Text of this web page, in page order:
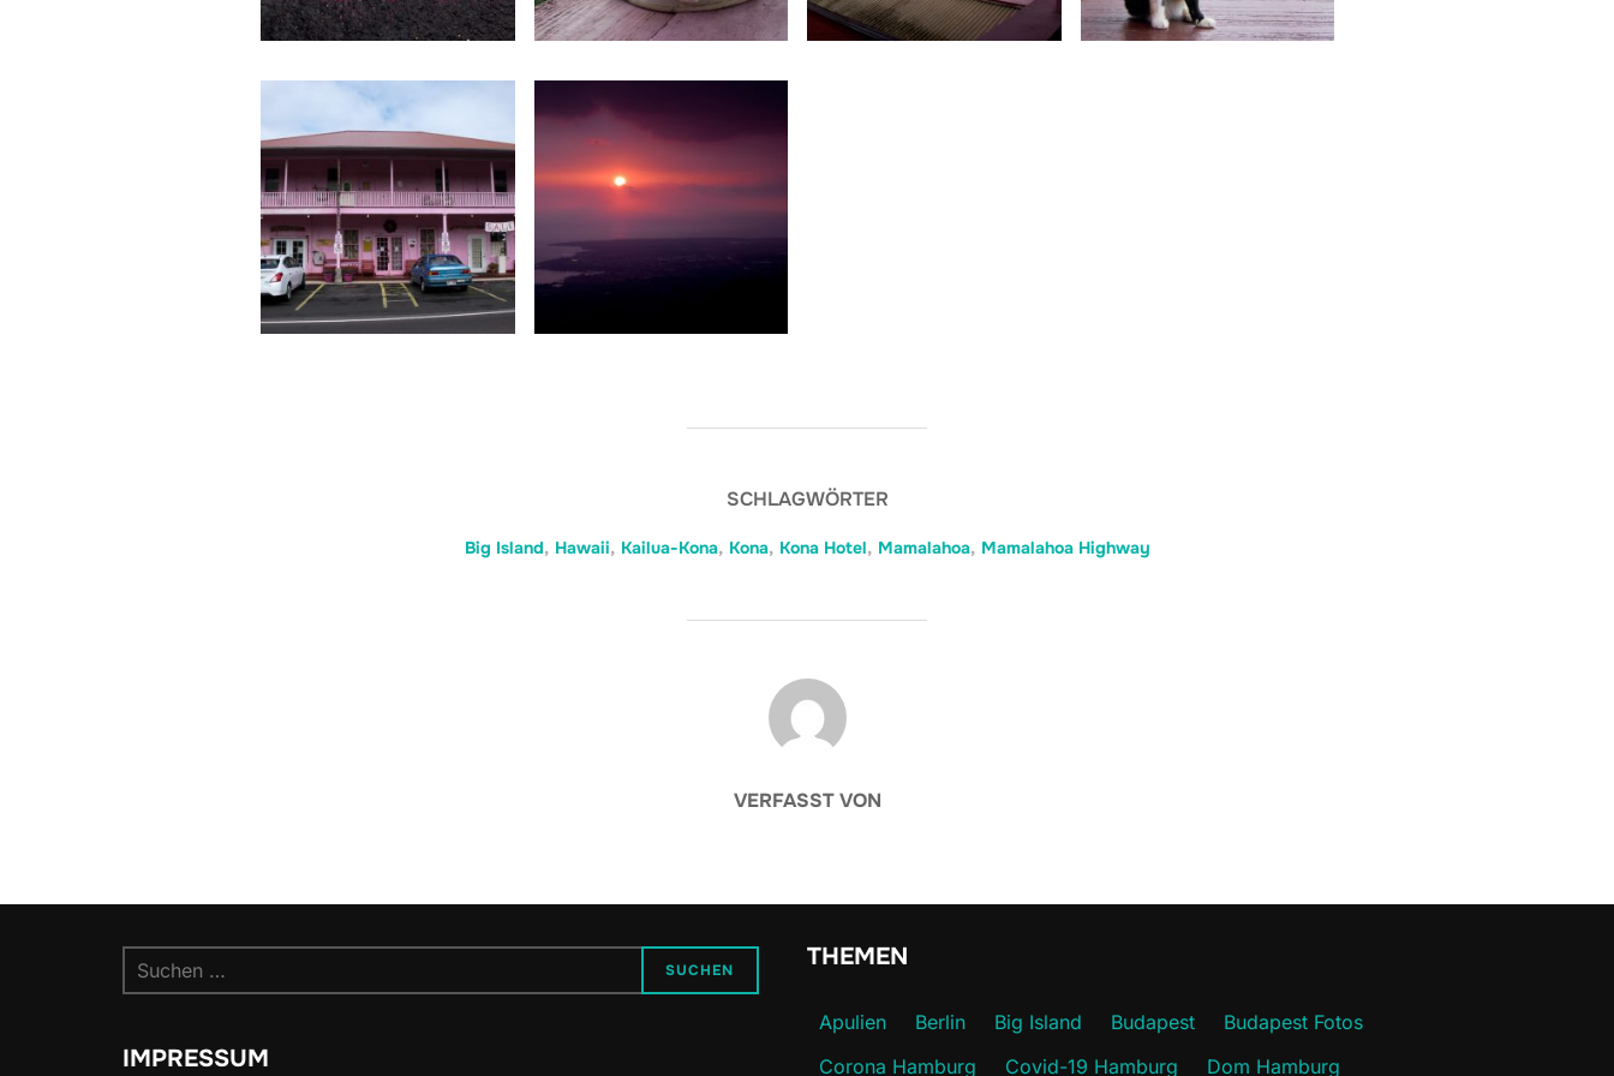
SCHLAGWÖRTER
Big Island, Hawaii, Kailua-Kona, Kona, Kona Hotel, Mamalahoa, Mamalahoa Highway
BEITRAGSAUTOR
VERFASST VON
Suchen
nach:
SUCHEN
IMPRESSUM
THEMEN
Apulien Berlin Big Island Budapest
Budapest Fotos
Corona Hamburg
Covid-19 Hamburg Dom Hamburg